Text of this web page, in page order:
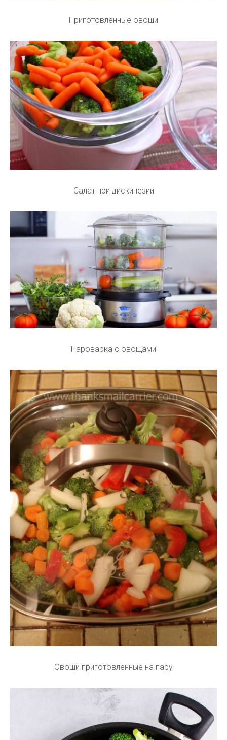
Приготовленные овощи
Салат при дискинезии
Пароварка с овощами
Овощи приготовленные на пару